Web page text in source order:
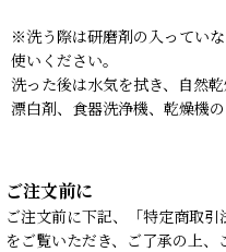
※洗う際は研磨剤の入ってい
使いください。
洗った後は水気を拭き、自然
漂白剤、食器洗浄機、乾燥機
ご注文前に
ご注文前に下記、「特定商取引
をご覧いただき、ご了承の上、